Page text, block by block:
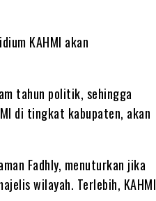
KAHMI akan
tahun politik, sehingga
di tingkat kabupaten, akan
Fadhly, menuturkan jika
wilayah. Terlebih, KAHMI